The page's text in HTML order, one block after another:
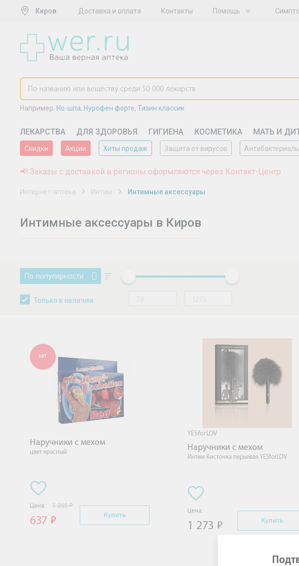
Киров Доставка и оплата Контакты Помощь
Например: Но-шпа, Нурофен форте, Тизин классик
ЛЕКАРСТВА ДЛЯ ЗДОРОВЬЯ ГИГИЕНА КОСМЕТИКА МАТЬ И
Скидки Акции Хиты продаж Защита от вирусов
📢 Заказы с доставкой в регионы оформляются через Контакт-Центр
Интернет-аптека Интим Интимные аксессуары
Интимные аксессуары в Киров
По популярности
Только в наличии
ХИТ
Наручники с мехом
цвет красный
Цена: 1 205 Р
637 Купить
YESforLOV
Наручники с мехом
Интим Кисточка перьевая YESforLOV
Цена:
1 273 Купить